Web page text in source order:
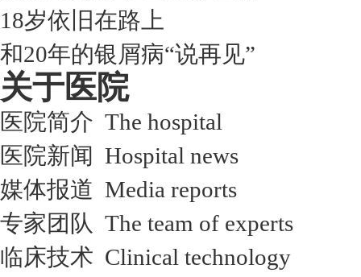
18岁依旧在路上
和20年的银屑病“说再见”
关于医院
医院简介 The hospital
医院新闻 Hospital news
媒体报道 Media reports
专家团队 The team of experts
临床技术 Clinical technology